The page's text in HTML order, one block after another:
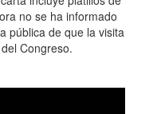
no se ha informado
pública de que la visita
Congreso.